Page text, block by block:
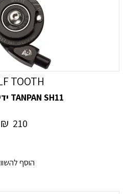
TOOTH
TANPAN SH11 ידית הילוכים
210
₪
הוסף